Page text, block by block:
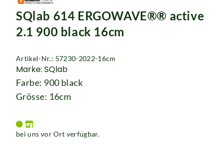
SQlab 614 ERGOWAVE®® active
2.1 900 black 16cm
Artikel-Nr.: 57230-2022-16cm
Marke: SQlab
Farbe: 900 black
Grösse: 16cm
bei uns vor Ort verfügbar.